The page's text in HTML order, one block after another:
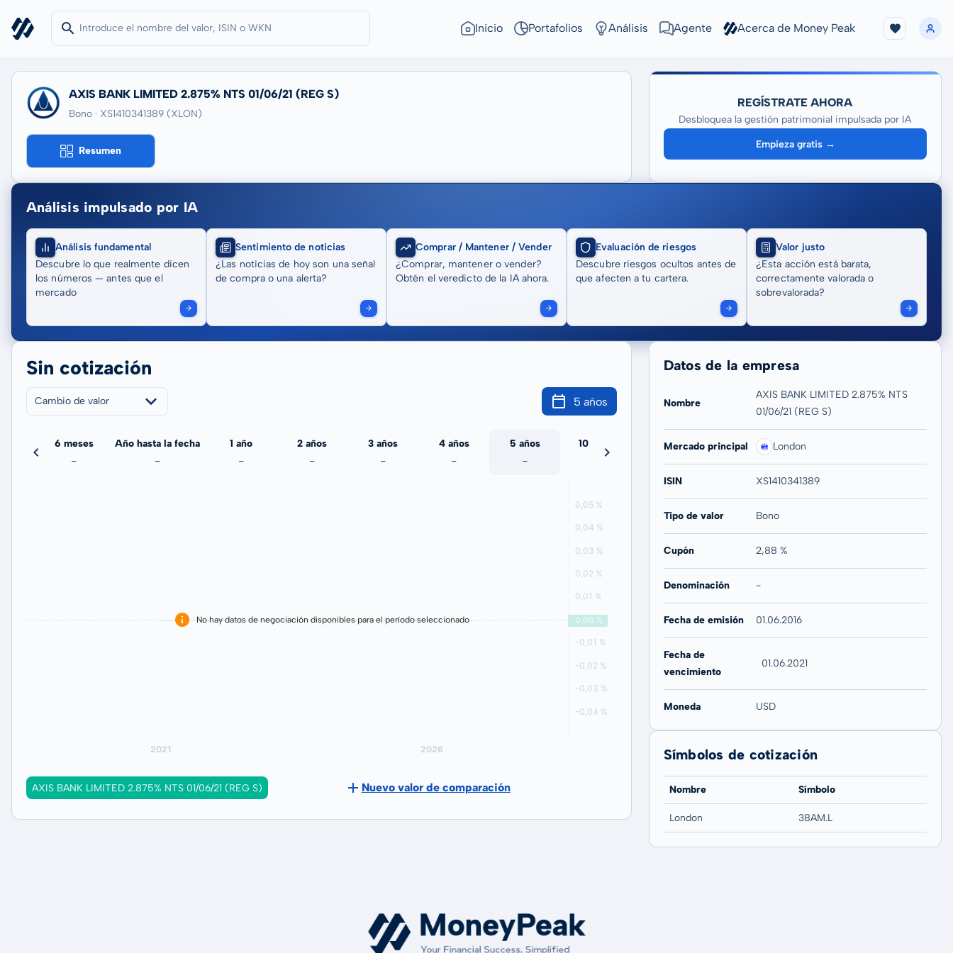
Inicio Portafolios Análisis Agente Acerca de Money Peak
AXIS BANK LIMITED 2.875% NTS 01/06/21 (REG S)
Bono · XS1410341389 (XLON)
Resumen
REGÍSTRATE AHORA
Desbloquea la gestión patrimonial impulsada por IA
Empieza gratis →
Análisis impulsado por IA
Análisis fundamental
Descubre lo que realmente dicen
los números — antes que el
mercado
Sentimiento de noticias
¿Las noticias de hoy son una señal
de compra o una alerta?
Comprar / Mantener / Vender
¿Comprar, mantener o vender?
Obtén el veredicto de la IA ahora.
Evaluación de riesgos
Descubre riesgos ocultos antes de
que afecten a tu cartera.
Valor justo
¿Esta acción está barata,
correctamente valorada o
sobrevalorada?
Sin cotización
Cambio de valor 5 años
6 meses
-
Año hasta la fecha
-
1 año
-
2 años
-
3 años
-
4 años
-
5 años
-
10 años 20 años
-
Máx
-
No hay datos de negociación disponibles para el período seleccionado
AXIS BANK LIMITED 2.875% NTS 01/06/21 (REG S) Nuevo valor de comparación
Datos de la empresa
Nombre
AXIS BANK LIMITED 2.875% NTS
01/06/21 (REG S)
Mercado principal London
ISIN XS1410341389
Tipo de valor Bono
Cupón 2,88 %
Denominación -
Fecha de emisión 01.06.2016
Fecha de
vencimiento
01.06.2021
Moneda USD
Símbolos de cotización
Nombre Símbolo
London 38AM.L